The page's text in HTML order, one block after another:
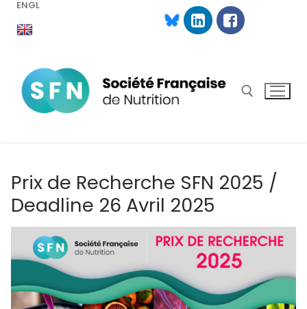
AllerENGL
Prix de Recherche SFN 2025 /
Deadline 26 Avril 2025